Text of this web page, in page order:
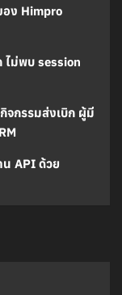
อง Himpro
ไม่พบ session
จกรรมส่งเบิก ผู้มี
น API ด้วย